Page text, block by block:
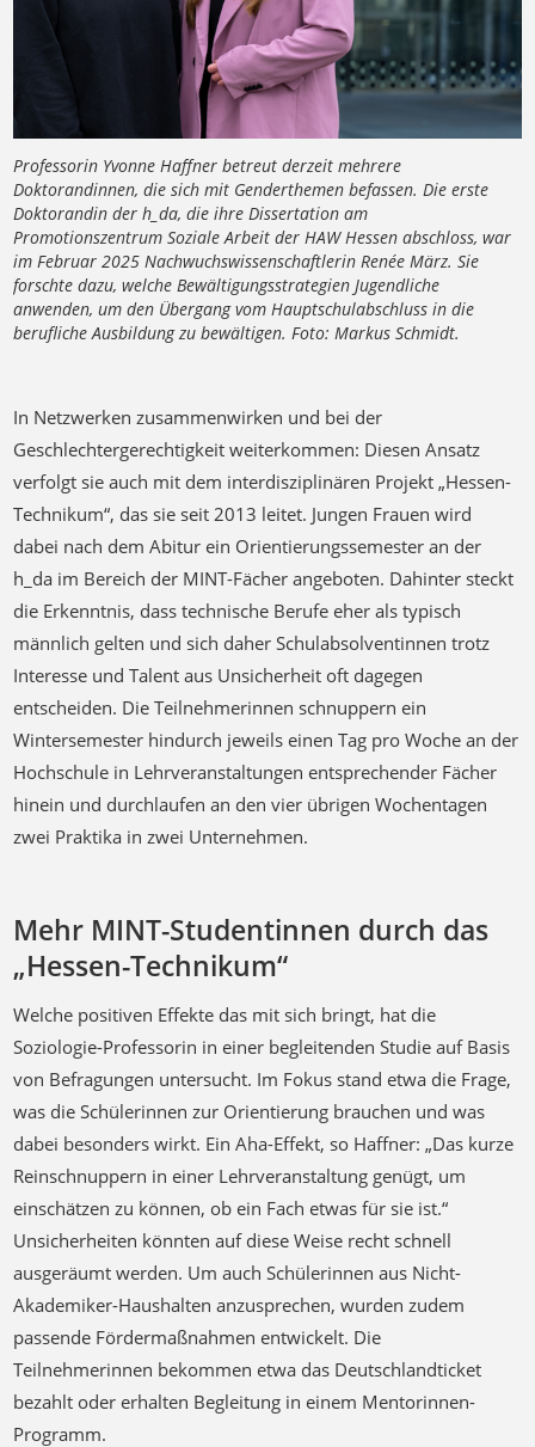
Professorin Yvonne Haffner betreut derzeit mehrere
Doktorandinnen, die sich mit Genderthemen befassen. Die erste
Doktorandin der h_da, die ihre Dissertation am
Promotionszentrum Soziale Arbeit der HAW Hessen abschloss, war
im Februar 2025 Nachwuchswissenschaftlerin Renée März. Sie
forschte dazu, welche Bewältigungsstrategien Jugendliche
anwenden, um den Übergang vom Hauptschulabschluss in die
berufliche Ausbildung zu bewältigen. Foto: Markus Schmidt.
In Netzwerken zusammenwirken und bei der
Geschlechtergerechtigkeit weiterkommen: Diesen Ansatz
verfolgt sie auch mit dem interdisziplinären Projekt „Hessen-
Technikum“, das sie seit 2013 leitet. Jungen Frauen wird
dabei nach dem Abitur ein Orientierungssemester an der
h_da im Bereich der MINT-Fächer angeboten. Dahinter steckt
die Erkenntnis, dass technische Berufe eher als typisch
männlich gelten und sich daher Schulabsolventinnen trotz
Interesse und Talent aus Unsicherheit oft dagegen
entscheiden. Die Teilnehmerinnen schnuppern ein
Wintersemester hindurch jeweils einen Tag pro Woche an der
Hochschule in Lehrveranstaltungen entsprechender Fächer
hinein und durchlaufen an den vier übrigen Wochentagen
zwei Praktika in zwei Unternehmen.
Mehr MINT-Studentinnen durch das
„Hessen-Technikum“
Welche positiven Effekte das mit sich bringt, hat die
Soziologie-Professorin in einer begleitenden Studie auf Basis
von Befragungen untersucht. Im Fokus stand etwa die Frage,
was die Schülerinnen zur Orientierung brauchen und was
dabei besonders wirkt. Ein Aha-Effekt, so Haffner: „Das kurze
Reinschnuppern in einer Lehrveranstaltung genügt, um
einschätzen zu können, ob ein Fach etwas für sie ist.“
Unsicherheiten könnten auf diese Weise recht schnell
ausgeräumt werden. Um auch Schülerinnen aus Nicht-
Akademiker-Haushalten anzusprechen, wurden zudem
passende Fördermaßnahmen entwickelt. Die
Teilnehmerinnen bekommen etwa das Deutschlandticket
bezahlt oder erhalten Begleitung in einem Mentorinnen-
Programm.